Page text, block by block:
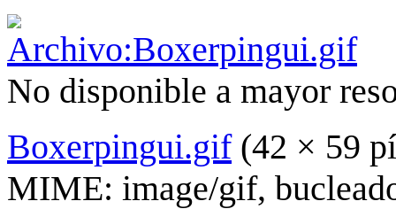
No disponible a mayor
Boxerpingui.gif (42 × 59
MIME: image/gif,